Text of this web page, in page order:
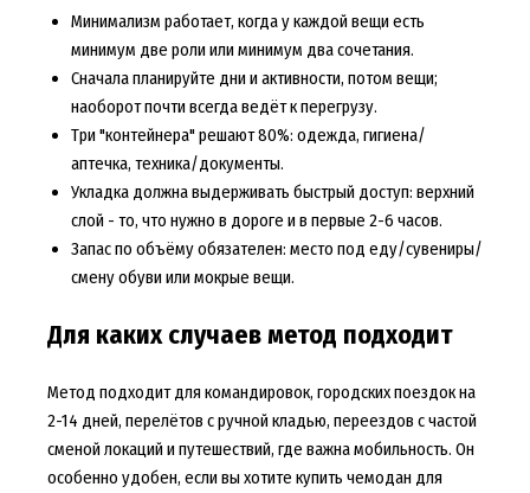
Минимализм работает, когда у каждой вещи есть
минимум две роли или минимум два сочетания.
Сначала планируйте дни и активности, потом вещи;
наоборот почти всегда ведёт к перегрузу.
Три "контейнера" решают 80%: одежда, гигиена/
аптечка, техника/документы.
Укладка должна выдерживать быстрый доступ: верхний
слой - то, что нужно в дороге и в первые 2-6 часов.
Запас по объёму обязателен: место под еду/сувениры/
смену обуви или мокрые вещи.
Для каких случаев метод подходит
Метод подходит для командировок, городских поездок на
2-14 дней, перелётов с ручной кладью, переездов с частой
сменой локаций и путешествий, где важна мобильность. Он
особенно удобен, если вы хотите купить чемодан для